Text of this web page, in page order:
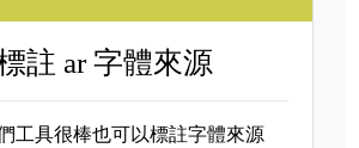
註 ar 字體來源
工具很棒也可以標註字體來源